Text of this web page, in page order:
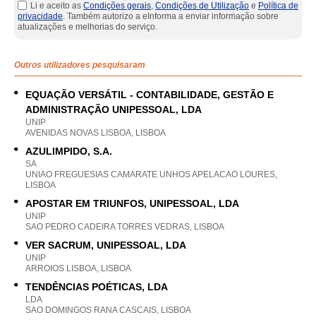
Li e aceito as Condições gerais, Condições de Utilização e Política de
privacidade. Também autorizo a eInforma a enviar informação sobre
atualizações e melhorias do serviço.
Outros utilizadores pesquisaram
EQUAÇÃO VERSÁTIL - CONTABILIDADE, GESTÃO E
ADMINISTRAÇÃO UNIPESSOAL, LDA
UNIP
AVENIDAS NOVAS LISBOA, LISBOA
AZULIMPIDO, S.A.
SA
UNIAO FREGUESIAS CAMARATE UNHOS APELACAO LOURES,
LISBOA
APOSTAR EM TRIUNFOS, UNIPESSOAL, LDA
UNIP
SAO PEDRO CADEIRA TORRES VEDRAS, LISBOA
VER SACRUM, UNIPESSOAL, LDA
UNIP
ARROIOS LISBOA, LISBOA
TENDÊNCIAS POÉTICAS, LDA
LDA
SAO DOMINGOS RANA CASCAIS, LISBOA